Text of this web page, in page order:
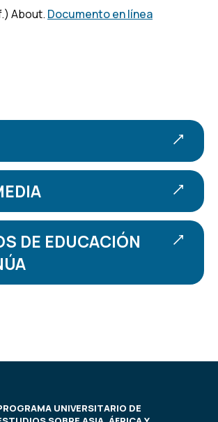
About. Documento en línea
DE EDUCACIÓN
UNIVERSITARIO DE